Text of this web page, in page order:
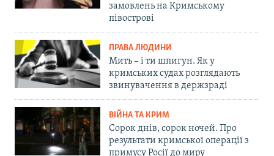
замовлень на Кримському
півострові
ПРАВА ЛЮДИНИ
Мить – і ти шпигун. Як у
кримських судах розглядають
звинувачення в держзраді
ВІЙНА ТА КРИМ
Сорок днів, сорок ночей. Про
результати кримської операції з
примусу Росії до миру